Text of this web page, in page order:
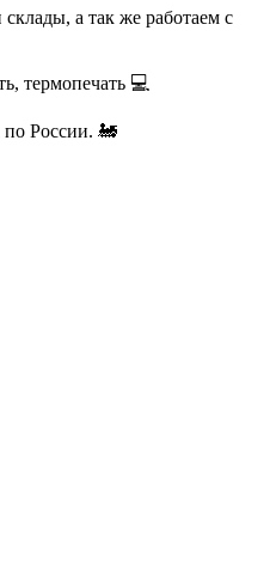
а так же работаем с
термопечать 💻
по России. 🚂